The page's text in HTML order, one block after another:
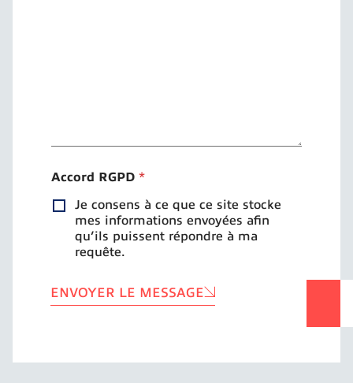
Accord RGPD *
Je consens à ce que ce site stocke
mes informations envoyées afin
qu’ils puissent répondre à ma
requête.
ENVOYER LE MESSAGE